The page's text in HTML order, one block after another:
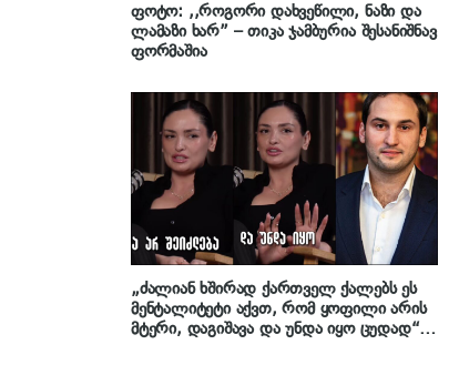
ფოტო: ,,როგორი დახვეწილი, ნაზი და
ლამაზი ხარ” – თიკა ჯამბურია შესანიშნავ
ფორმაშია
„ძალიან ხშირად ქართველ ქალებს ეს
მენტალიტეტი აქვთ, რომ ყოფილი არის
მტერი, დაგიშავა და უნდა იყო ცუდად“ –